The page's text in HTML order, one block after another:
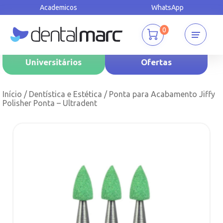
Academicos WhatsApp
0
Universitários Ofertas
Início / Dentística e Estética / Ponta para Acabamento Jiffy
Polisher Ponta – Ultradent